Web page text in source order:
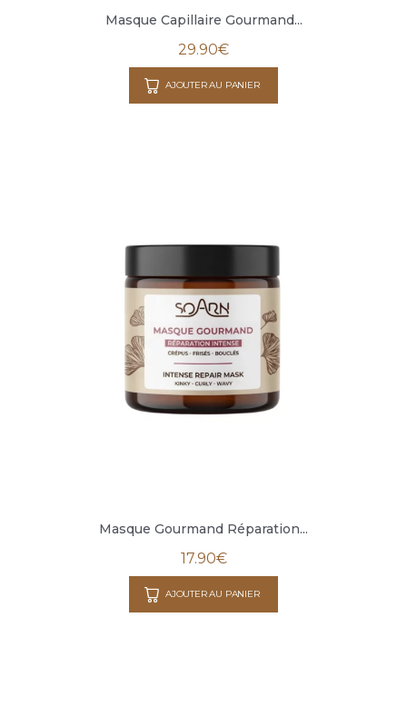
Masque Capillaire Gourmand...
29.90€
AJOUTER AU PANIER
Masque Gourmand Réparation...
17.90€
AJOUTER AU PANIER